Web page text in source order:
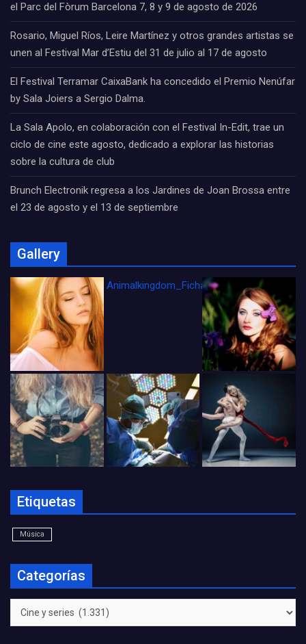
el Parc del Fòrum Barcelona 7, 8 y 9 de agosto de 2026
Rosario, Miguel Ríos, Leire Martínez y otros grandes artistas se
unen al Festival Mar d’Estiu del 31 de julio al 17 de agosto
El Festival Terramar CaixaBank ha concedido el Premio Nenúfar
by Sala Joiers a Sergio Dalma.
La Sala Apolo, en colaboración con el Festival In-Edit, trae un
ciclo de cine este agosto, dedicado a explorar las historias
sobre la cultura de club
Brunch Electronik regresa a los Jardines de Joan Brossa entre
el 23 de agosto y el 13 de septiembre
Gallery
Animalkingdom_FichaCine
Etiquetas
Música
Categorías
Categorías